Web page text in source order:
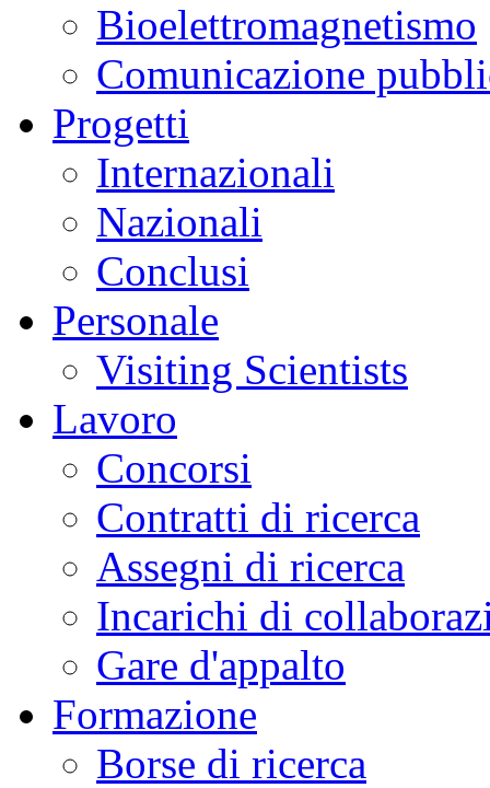
Bioelettromagnetismo
Comunicazione
Progetti
Internazionali
Nazionali
Conclusi
Personale
Visiting Scientists
Lavoro
Concorsi
Contratti di ricerca
Assegni di ricerca
Incarichi di
Gare d'appalto
Formazione
Borse di ricerca